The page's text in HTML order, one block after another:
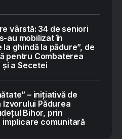
vârstă: 34 de seniori
au mobilizat în
la ghindă la pădure”, de
pentru Combaterea
a Secetei
– inițiativă de
Pădurea
Bihor, prin
comunitară